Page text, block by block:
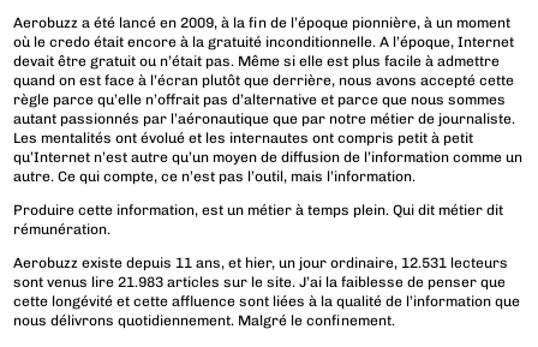
Aerobuzz a été lancé en 2009, à la fin de l’époque pionnière, à un moment
où le credo était encore à la gratuité inconditionnelle. A l’époque, Internet
devait être gratuit ou n’était pas. Même si elle est plus facile à admettre
quand on est face à l’écran plutôt que derrière, nous avons accepté cette
règle parce qu’elle n’offrait pas d’alternative et parce que nous sommes
autant passionnés par l’aéronautique que par notre métier de journaliste.
Les mentalités ont évolué et les internautes ont compris petit à petit
qu’Internet n’est autre qu’un moyen de diffusion de l’information comme un
autre. Ce qui compte, ce n’est pas l’outil, mais l’information.
Produire cette information, est un métier à temps plein. Qui dit métier dit
rémunération.
Aerobuzz existe depuis 11 ans, et hier, un jour ordinaire, 12.531 lecteurs
sont venus lire 21.983 articles sur le site. J’ai la faiblesse de penser que
cette longévité et cette affluence sont liées à la qualité de l’information que
nous délivrons quotidiennement. Malgré le confinement.